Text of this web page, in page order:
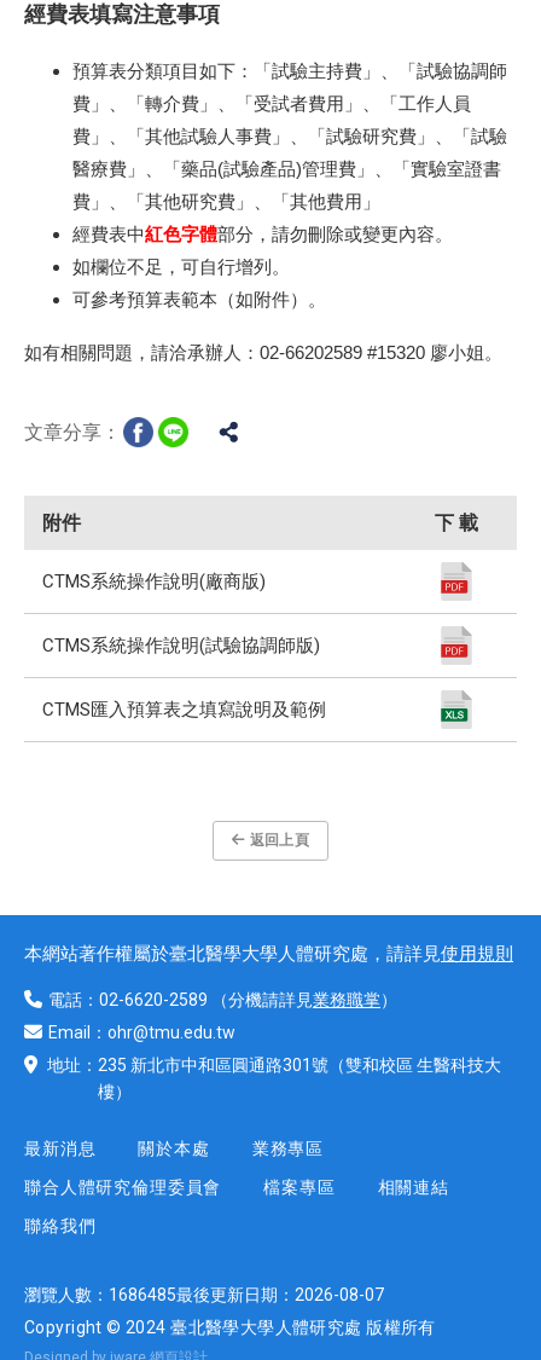
經費表填寫注意事項
預算表分類項目如下：「試驗主持費」、「試驗協調師
費」、「轉介費」、「受試者費用」、「工作人員
費」、「其他試驗人事費」、「試驗研究費」、「試驗
醫療費」、「藥品(試驗產品)管理費」、「實驗室證書
費」、「其他研究費」、「其他費用」
經費表中紅色字體部分，請勿刪除或變更內容。
如欄位不足，可自行增列。
可參考預算表範本（如附件）。
如有相關問題，請洽承辦人：02-66202589 #15320 廖小姐。
文章分享：
附件 下 載
CTMS系統操作說明(廠商版)
CTMS系統操作說明(試驗協調師版)
CTMS匯入預算表之填寫說明及範例
返回上頁
本網站著作權屬於臺北醫學大學人體研究處，請詳見使用規則
電話： 02-6620-2589 （分機請詳見業務職掌）
Email： ohr@tmu.edu.tw
地址： 235 新北市中和區圓通路301號 （雙和校區 生醫科技大
樓）
最新消息 關於本處
業務專區
聯合人體研究倫理委員會
檔案專區
相關連結
聯絡我們
瀏覽人數： 1686485最後更新日期： 2026-08-07
Copyright © 2024 臺北醫學大學人體研究處 版權所有